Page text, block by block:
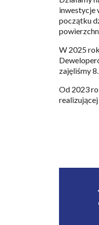
inwestycje
początku
W 2025
zajęliśmy
Od 2023